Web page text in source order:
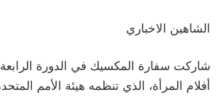
الشاهين الاخباري
شاركت سفارة المكسيك في الدورة
أفلام المرأة، الذي تنظمه هيئة الأمم